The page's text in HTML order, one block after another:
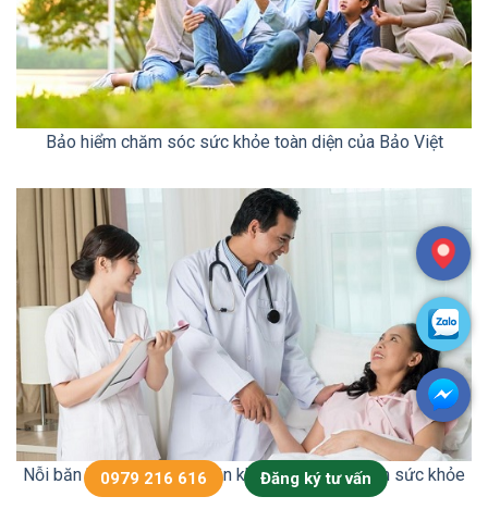
Bảo hiểm chăm sóc sức khỏe toàn diện của Bảo Việt
Nỗi băn khoăn của triệu dân khi nghĩ về bảo hiểm sức khỏe
0979 216 616 Đăng ký tư vấn